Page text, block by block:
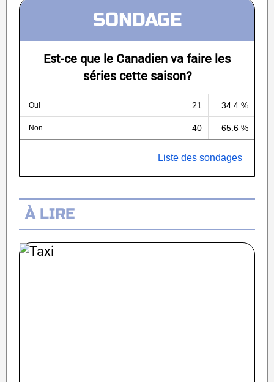
SONDAGE
Est-ce que le Canadien va faire les
séries cette saison?
Oui 21 34.4 %
Non 40 65.6 %
Liste des sondages
À LIRE